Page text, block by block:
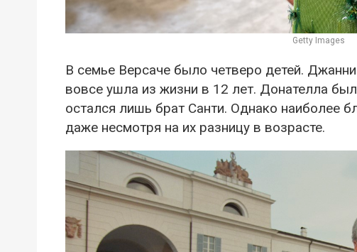
Getty Images
В семье Версаче было четверо детей.
вовсе ушла из жизни в 12 лет. Донателла
остался лишь брат Санти. Однако наиболее
даже несмотря на их разницу в возрасте.